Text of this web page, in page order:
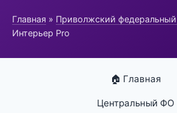
Главная » Приволжский федеральный
Интерьер Pro
🏠 Главная
Центральный ФО